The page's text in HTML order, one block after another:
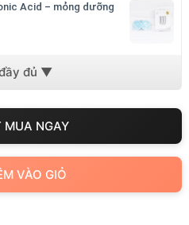
Acid – mỏng dưỡng
– cực mỏng cảm giác
VÀO GIỎ